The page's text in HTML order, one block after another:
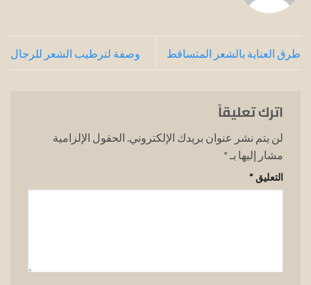
طرق العناية بالشعر المتساقط وصفة لترطيب الشعر للرجال
اترك تعليقاً
لن يتم نشر عنوان بريدك الإلكتروني. الحقول الإلزامية
مشار إليها بـ*
التعليق*